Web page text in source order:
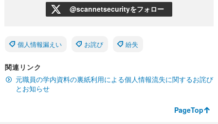
@scannetsecurityをフォロー
個人情報漏えい お詫び 紛失
関連リンク
元職員の学内資料の裏紙利用による個人情報流失に関するお詫び
とお知らせ
PageTop